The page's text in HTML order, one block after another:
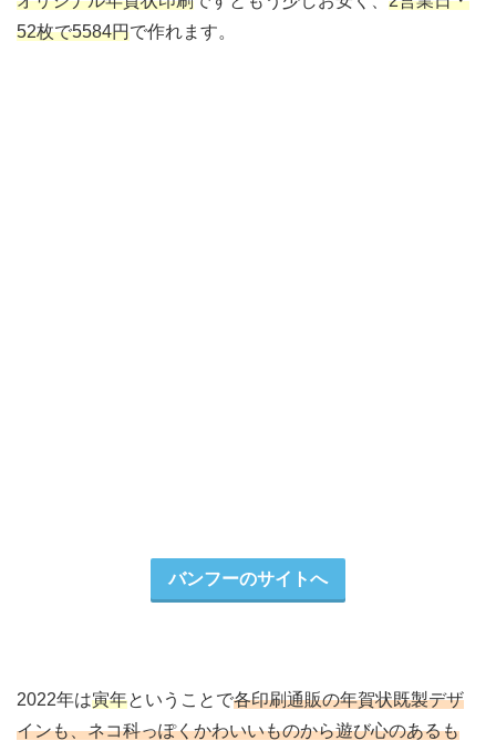
52枚で5584円で作れます。
バンフーのサイトへ
2022年は寅年ということで各印刷通販の年賀状既製デザ
インも、ネコ科っぽくかわいいものから遊び心のあるも